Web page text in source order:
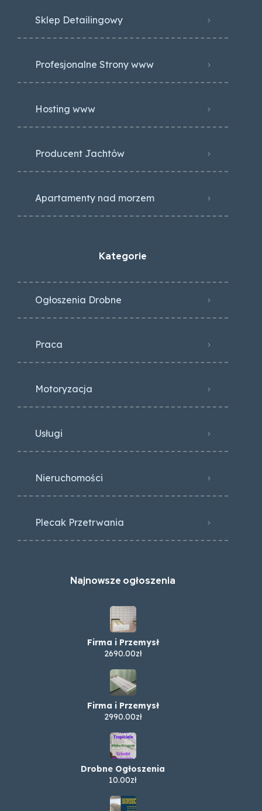
Sklep Detailingowy
Profesjonalne Strony www
Hosting www
Producent Jachtów
Apartamenty nad morzem
Kategorie
Ogłoszenia Drobne
Praca
Motoryzacja
Usługi
Nieruchomości
Plecak Przetrwania
Najnowsze ogłoszenia
Firma i Przemysł
2690.00zł
Firma i Przemysł
2990.00zł
Drobne Ogłoszenia
10.00zł